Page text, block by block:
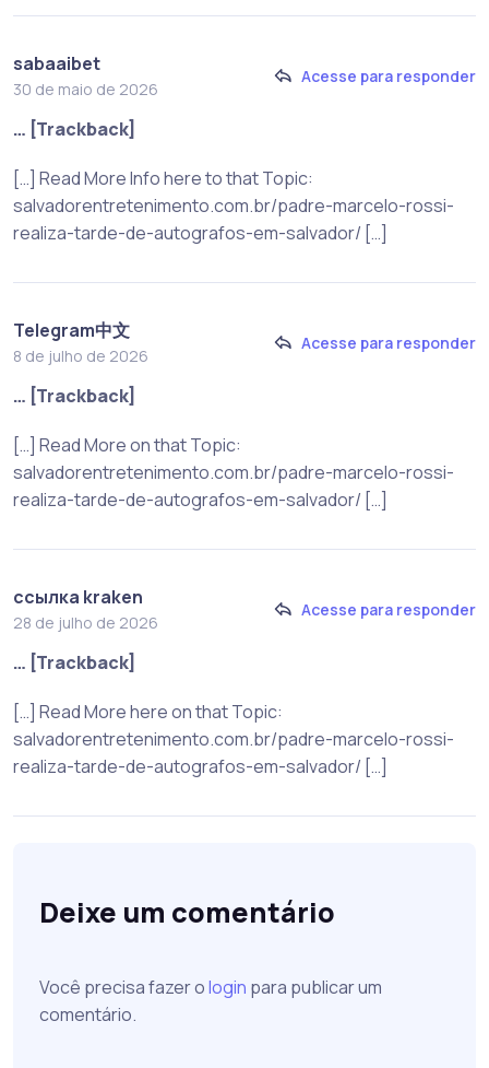
sabaaibet
30 de maio de 2026
Acesse para responder
… [Trackback]
[…] Read More Info here to that Topic:
salvadorentretenimento.com.br/padre-marcelo-rossi-
realiza-tarde-de-autografos-em-salvador/ […]
Telegram中文
8 de julho de 2026
Acesse para responder
… [Trackback]
[…] Read More on that Topic:
salvadorentretenimento.com.br/padre-marcelo-rossi-
realiza-tarde-de-autografos-em-salvador/ […]
ссылка kraken
28 de julho de 2026
Acesse para responder
… [Trackback]
[…] Read More here on that Topic:
salvadorentretenimento.com.br/padre-marcelo-rossi-
realiza-tarde-de-autografos-em-salvador/ […]
Deixe um comentário
Você precisa fazer ologin para publicar um
comentário.